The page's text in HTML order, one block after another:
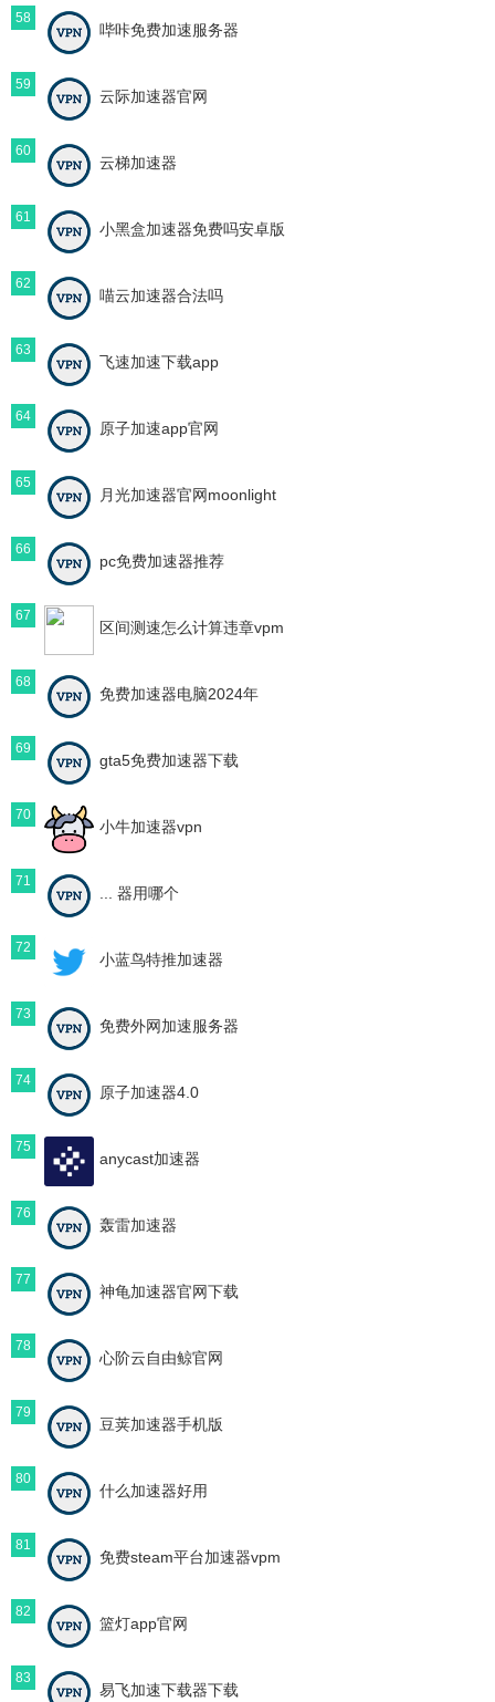
58
哔咔免费加速服务器
59
云际加速器官网
60
云梯加速器
61
小黑盒加速器免费吗安卓版
62
喵云加速器合法吗
63
飞速加速下载app
64
原子加速app官网
65
月光加速器官网moonlight
66
pc免费加速器推荐
67
区间测速怎么计算违章vpm
68
免费加速器电脑2024年
69
gta5免费加速器下载
70
小牛加速器vpn
71
... 器用哪个
72
小蓝鸟特推加速器
73
免费外网加速服务器
74
原子加速器4.0
75
anycast加速器
76
轰雷加速器
77
神龟加速器官网下载
78
心阶云自由鲸官网
79
豆荚加速器手机版
80
什么加速器好用
81
免费steam平台加速器vpm
82
篮灯app官网
83
易飞加速下载器下载